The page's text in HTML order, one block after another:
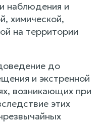
наблюдения и
химической,
на территории
до
и экстренной
возникающих при
этих